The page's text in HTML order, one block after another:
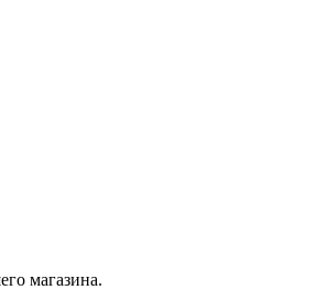
магазина.